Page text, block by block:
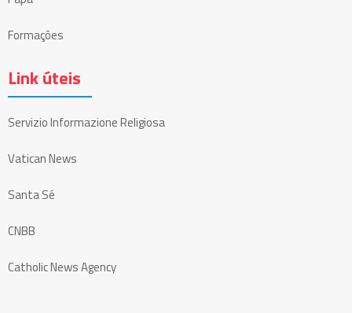
Formações
Link úteis
Servizio Informazione Religiosa
Vatican News
Santa Sé
CNBB
Catholic News Agency